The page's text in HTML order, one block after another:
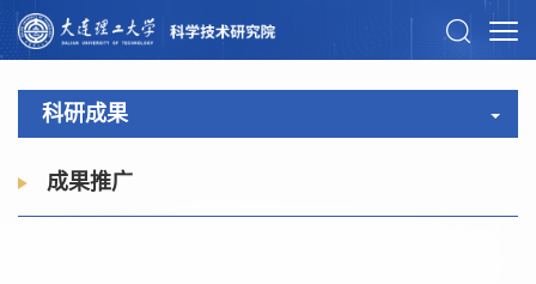
科研成果
成果推广